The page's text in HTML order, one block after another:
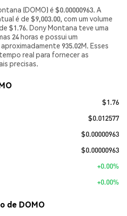
(DOMO) é $0.00000963. A
é de $9,003.00, com um volume
$1.76. Dony Montana teve uma
24 horas e possui um
935.02M. Esses
real para fornecer as
precisas.
$1.76
$0.012577
$0.00000963
$0.00000963
+0.00%
+0.00%
de DOMO